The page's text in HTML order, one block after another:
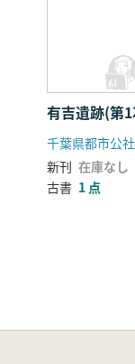
有吉遺跡(第
千葉県都市公社
新刊 在庫なし
古書 1 点